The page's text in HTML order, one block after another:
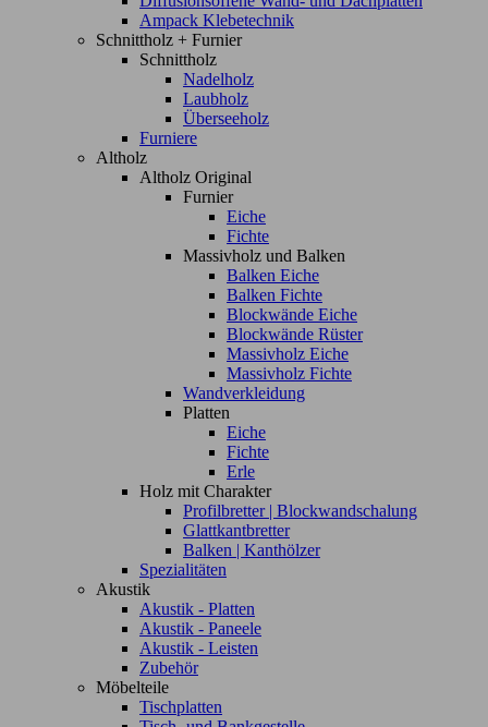
Ampack Klebetechnik
Schnittholz + Furnier
Schnittholz
Nadelholz
Laubholz
Überseeholz
Furniere
Altholz
Altholz Original
Furnier
Eiche
Fichte
Massivholz und Balken
Balken Eiche
Balken Fichte
Blockwände Eiche
Blockwände Rüster
Massivholz Eiche
Massivholz Fichte
Wandverkleidung
Platten
Eiche
Fichte
Erle
Holz mit Charakter
Profilbretter | Blockwandschalung
Glattkantbretter
Balken | Kanthölzer
Spezialitäten
Akustik
Akustik - Platten
Akustik - Paneele
Akustik - Leisten
Zubehör
Möbelteile
Tischplatten